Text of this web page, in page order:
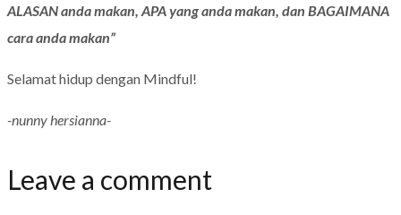
ALASAN anda makan, APA yang anda makan, dan BAGAIMANA
cara anda makan”
Selamat hidup dengan Mindful!
-nunny hersianna-
Leave a comment